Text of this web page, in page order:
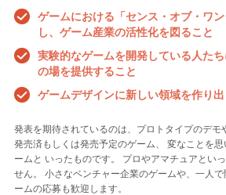
ゲームにおける「センス・オブ・ワ
し、ゲーム産業の活性化を図ること
実験的なゲームを開発している人た
の場を提供すること
ゲームデザインに新しい領域を作り
発表を期待されているのは、プロトタイプのデモ
発売済もしくは発売予定のゲーム、 変なことを
ームと いったものです。 プロやアマチュアとい
せん。 小さなベンチャー企業のゲームや、一人
ームの応募も歓迎します。